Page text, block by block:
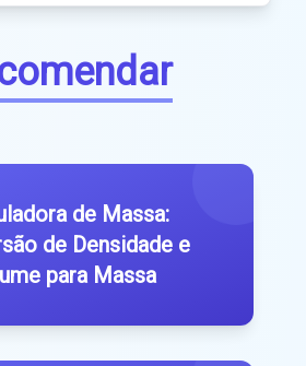
de Massa:
de Densidade e
para Massa